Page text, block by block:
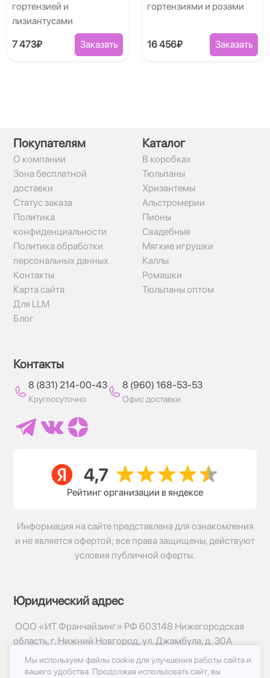
гортензией и
лизиантусами
7 473₽ Заказать
гортензиями и розами
16 456₽ Заказать
Покупателям
О компании
Зона бесплатной
доставки
Статус заказа
Политика
конфиденциальности
Политика обработки
персональных данных
Контакты
Карта сайта
Для LLM
Блог
Каталог
В коробках
Тюльпаны
Хризантемы
Альстромерии
Пионы
Свадебные
Мягкие игрушки
Каллы
Ромашки
Тюльпаны оптом
Контакты
8 (831) 214-00-43
Круглосуточно
8 (960) 168-53-53
Офис доставки
Рейтинг организации в яндексе
Информация на сайте представлена для ознакомления
и не является офертой; все права защищены, действуют
условия публичной оферты.
Юридический адрес
ООО «ИТ Франчайзинг» РФ 603148 Нижегородская
область, г. Нижний Новгород, ул. Джамбула, д. 30А
© 2017-2026г, База Цветов 24.ру
Мы используем файлы cookie для улучшения работы сайта и
вашего удобства. Продолжая использовать сайт, вы